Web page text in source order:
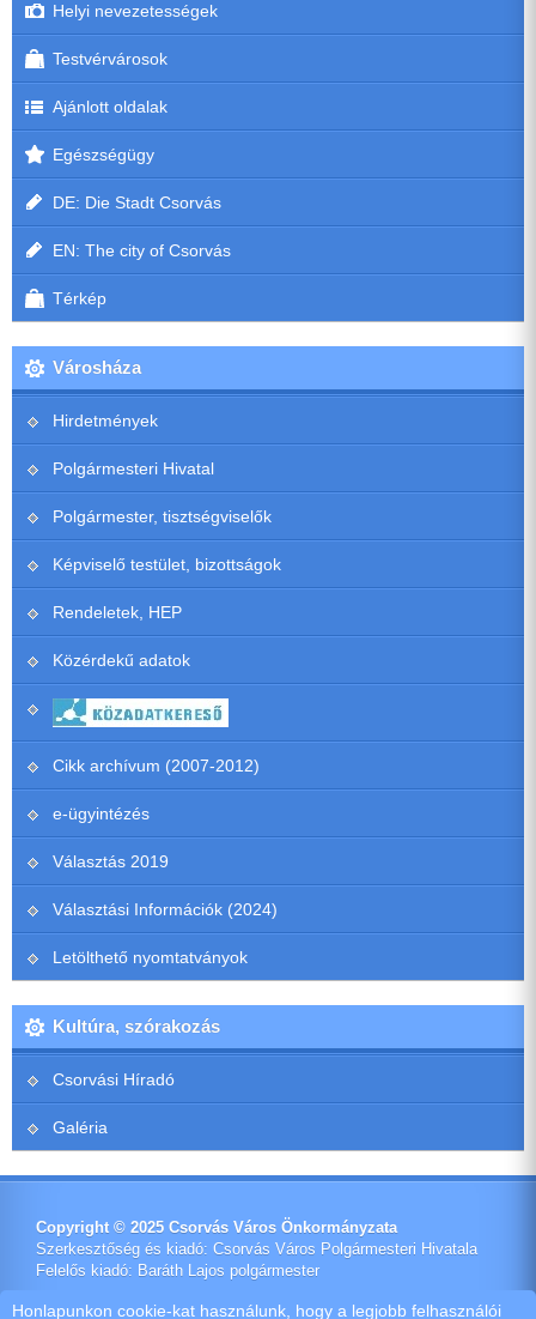
Honlapunkon cookie-kat használunk, hogy a legjobb felhasználói
Helyi nevezetességek
Testvérvárosok
Ajánlott oldalak
Egészségügy
DE: Die Stadt Csorvás
EN: The city of Csorvás
Térkép
Városháza
Hirdetmények
Polgármesteri Hivatal
Polgármester, tisztségviselők
Képviselő testület, bizottságok
Rendeletek, HEP
Közérdekű adatok
Cikk archívum (2007-2012)
e-ügyintézés
Választás 2019
Választási Információk (2024)
Letölthető nyomtatványok
Kultúra, szórakozás
Csorvási Híradó
Galéria
Copyright © 2025 Csorvás Város Önkormányzata
Szerkesztőség és kiadó: Csorvás Város Polgármesteri Hivatala
Felelős kiadó: Baráth Lajos polgármester
Impresszum